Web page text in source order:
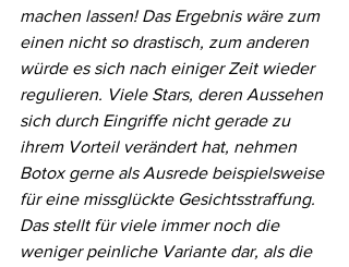
machen lassen! Das Ergebnis wäre zum
einen nicht so drastisch, zum anderen
würde es sich nach einiger Zeit wieder
regulieren. Viele Stars, deren Aussehen
sich durch Eingriffe nicht gerade zu
ihrem Vorteil verändert hat, nehmen
Botox gerne als Ausrede beispielsweise
für eine missglückte Gesichtsstraffung.
Das stellt für viele immer noch die
weniger peinliche Variante dar, als die